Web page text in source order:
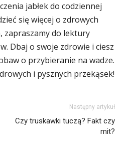
jabłek do codziennej
się więcej o zdrowych
zapraszamy do lektury
Dbaj o swoje zdrowie i ciesz
o przybieranie na wadze.
i pysznych przekąsek!
Następny artykuł
Czy truskawki tuczą? Fakt czy
mit?